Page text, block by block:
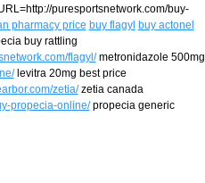
puresportsnetwork.com/buy-
pharmacy price buy flagyl buy actonel
buy rattling
flagyl/metronidazole 500mg
levitra 20mg best price
zetia/zetia canada
propecia-online/propecia generic